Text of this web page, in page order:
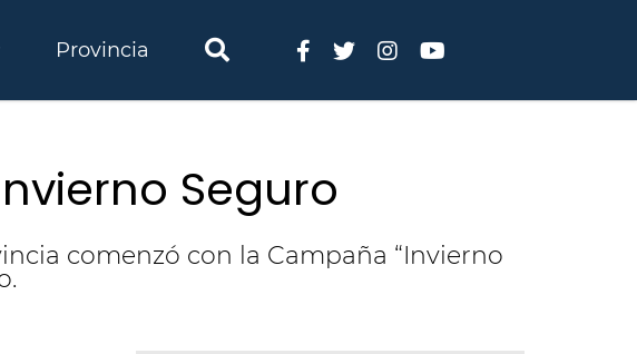
Provincia
Seguro
comenzó con la Campaña “Invierno